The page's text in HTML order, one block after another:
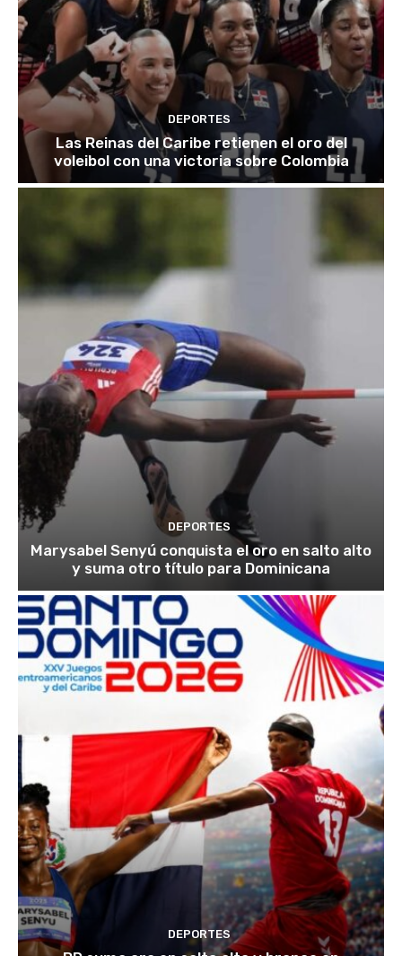
DEPORTES
Las Reinas del Caribe retienen el oro del
voleibol con una victoria sobre Colombia
DEPORTES
Marysabel Senyú conquista el oro en salto alto
y suma otro título para Dominicana
DEPORTES